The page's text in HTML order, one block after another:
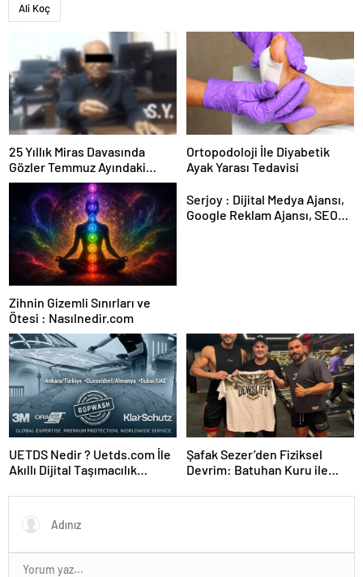
Ali Koç
25 Yıllık Miras Davasında
Gözler Temmuz Ayındaki
Karar Duruşmasına Çevrildi
Ortopodoloji İle Diyabetik
Ayak Yarası Tedavisi
Zihnin Gizemli Sınırları ve
Ötesi : Nasılnedir.com
Serjoy : Dijital Medya Ajansı,
Google Reklam Ajansı, SEO
UETDS Nedir ? Uetds.com İle
Akıllı Dijital Taşımacılık
Şafak Sezer’den Fiziksel
Devrim: Batuhan Kuru ile